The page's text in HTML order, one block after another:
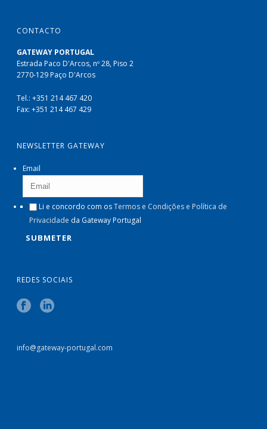
CONTACTO
GATEWAY PORTUGAL
Estrada Paco D'Arcos, nº 28, Piso 2
2770-129 Paço D'Arcos
Tel.: +351 214 467 420
Fax: +351 214 467 429
NEWSLETTER GATEWAY
Email
Li e concordo com osTermos e Condições e Política de
Privacidade da Gateway Portugal
REDES SOCIAIS
info@gateway-portugal.com